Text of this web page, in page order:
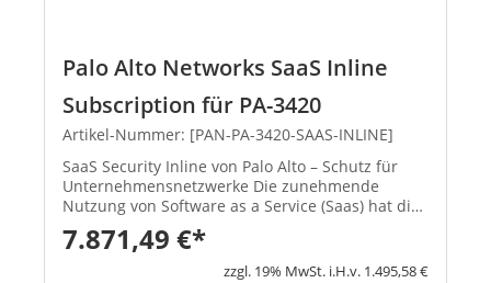
Palo Alto Networks SaaS Inline
Subscription für PA-3420
Artikel-Nummer: [PAN-PA-3420-SAAS-INLINE]
SaaS Security Inline von Palo Alto – Schutz für
Unternehmensnetzwerke Die zunehmende
Nutzung von Software as a Service (Saas) hat die
Angriffsfläche für Unternehmen rapide
vergrößert und Cyberkriminelle machen sich dies
zunutze. Palo Alto bietet hier...
7.871,49 €*
zzgl. 19% MwSt. i.H.v. 1.495,58 €